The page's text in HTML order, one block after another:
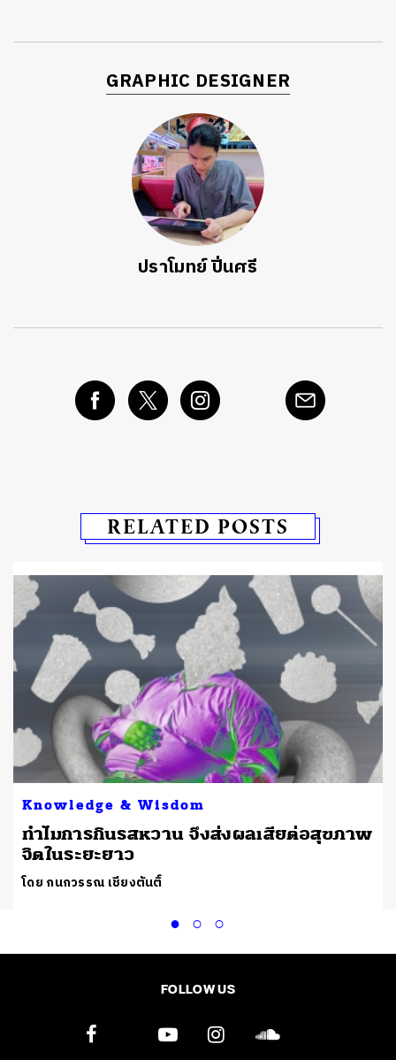
GRAPHIC DESIGNER
ปราโมทย์ ปิ่นศรี
RELATED POSTS
Knowledge & Wisdom
ทำไมการกินรสหวาน จึงส่งผลเสียต่อสุขภาพ
จิตในระยะยาว
โดย กนกวรรณ เชียงตันติ์
FOLLOW US